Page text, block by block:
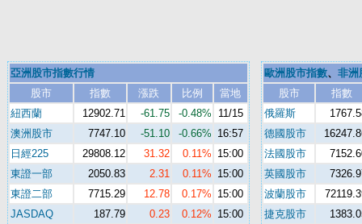
亞洲股市指數行情
股市
指數 漲跌 比例
當地
紐西蘭
12902.71 -61.75 -0.48%
11/15
澳洲股市
7747.10 -51.10 -0.66% 16:57
日經225
29808.12 31.32 0.11% 15:00
東證一部
2050.83 2.31 0.11% 15:00
東證二部
7715.29 12.78 0.17% 15:00
JASDAQ
187.79 0.23 0.12% 15:00
歐洲股市指數、 非洲
股市
指數
俄羅斯
德國股市
法國股市
英國股市
波蘭股市
捷克股市